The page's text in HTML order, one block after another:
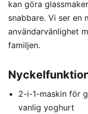
kan göra
snabbare. Vi ser en
användarvänlighet
familjen.
2-i-1-maskin för
vanlig yoghurt